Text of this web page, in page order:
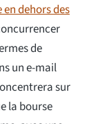
dehors des
de
un e-mail
sur
la bourse